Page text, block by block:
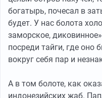
богатырь, почесал в
будет. У нас болота
заморское,
посреди тайги, где оно
вокруг себя пар и
А в том болоте, как
индонезийских жаб.